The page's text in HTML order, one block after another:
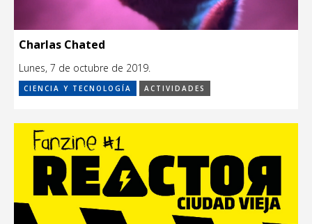
Charlas Chated
Lunes, 7 de octubre de 2019.
CIENCIA Y TECNOLOGÍA ACTIVIDADES